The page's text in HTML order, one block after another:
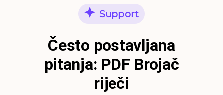
Support
Često postavljana
pitanja: PDF Brojač
riječi